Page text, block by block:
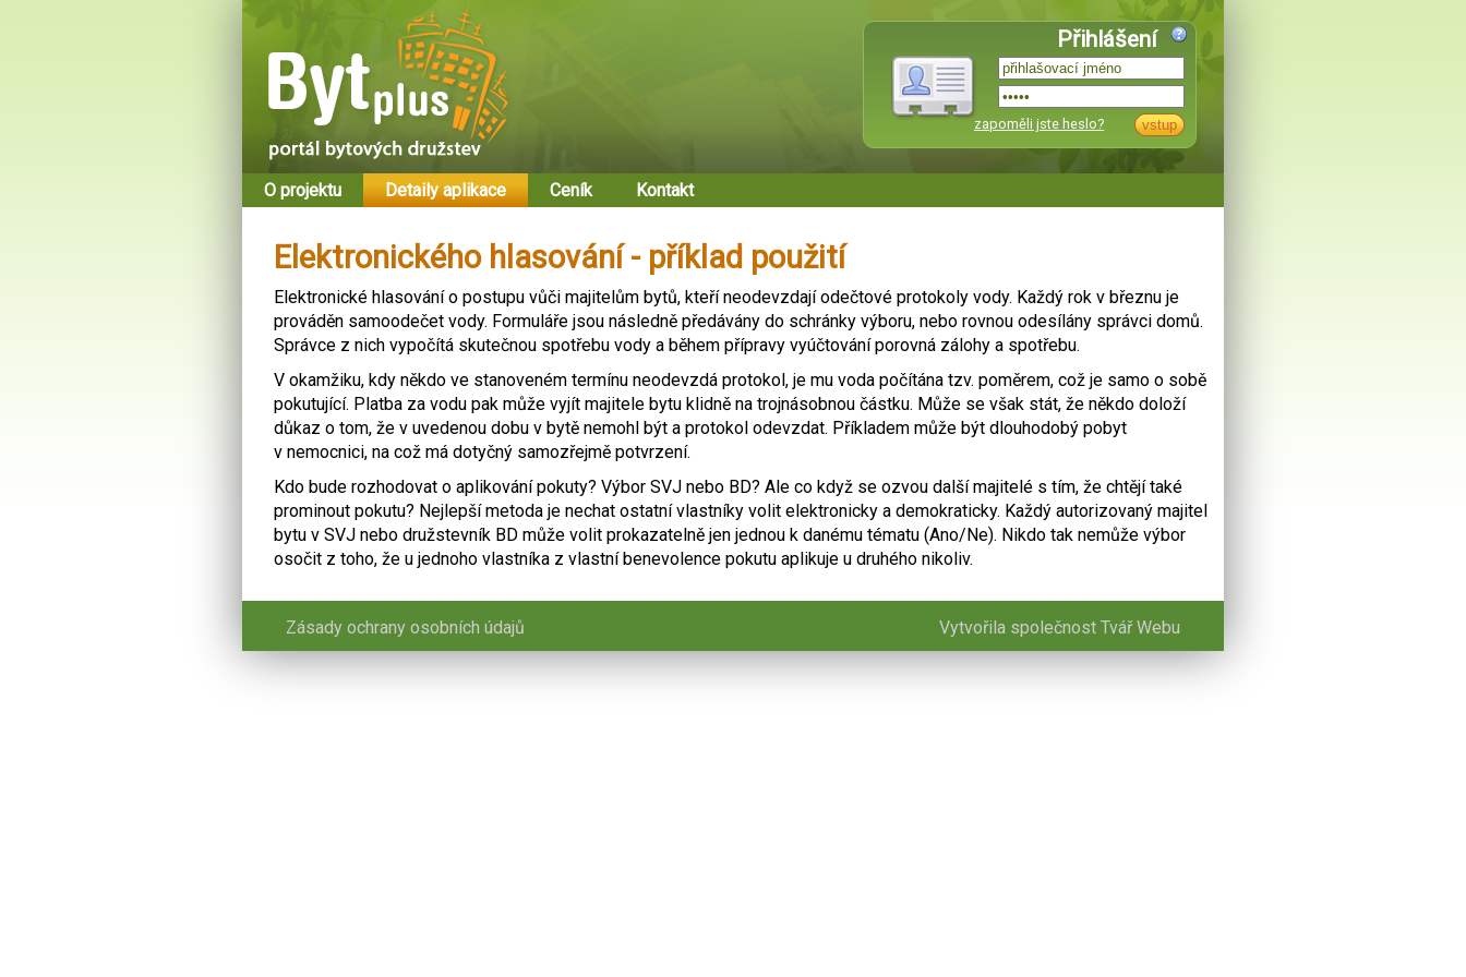
Přihlášení
zapoměli jste heslo?
O projektu Detaily aplikace Ceník Kontakt
Elektronického hlasování - příklad použití
Elektronické hlasování o postupu vůči majitelům bytů, kteří neodevzdají odečtové protokoly vody. Každý rok v březnu je
prováděn samoodečet vody. Formuláře jsou následně předávány do schránky výboru, nebo rovnou odesílány správci domů.
Správce z nich vypočítá skutečnou spotřebu vody a během přípravy vyúčtování porovná zálohy a spotřebu.
V okamžiku, kdy někdo ve stanoveném termínu neodevzdá protokol, je mu voda počítána tzv. poměrem, což je samo o sobě
pokutující. Platba za vodu pak může vyjít majitele bytu klidně na trojnásobnou částku. Může se však stát, že někdo doloží
důkaz o tom, že v uvedenou dobu v bytě nemohl být a protokol odevzdat. Příkladem může být dlouhodobý pobyt
v nemocnici, na což má dotyčný samozřejmě potvrzení.
Kdo bude rozhodovat o aplikování pokuty? Výbor SVJ nebo BD? Ale co když se ozvou další majitelé s tím, že chtějí také
prominout pokutu? Nejlepší metoda je nechat ostatní vlastníky volit elektronicky a demokraticky. Každý autorizovaný majitel
bytu v SVJ nebo družstevník BD může volit prokazatelně jen jednou k danému tématu (Ano/Ne). Nikdo tak nemůže výbor
osočit z toho, že u jednoho vlastníka z vlastní benevolence pokutu aplikuje u druhého nikoliv.
Zásady ochrany osobních údajů Vytvořila společnost Tvář Webu